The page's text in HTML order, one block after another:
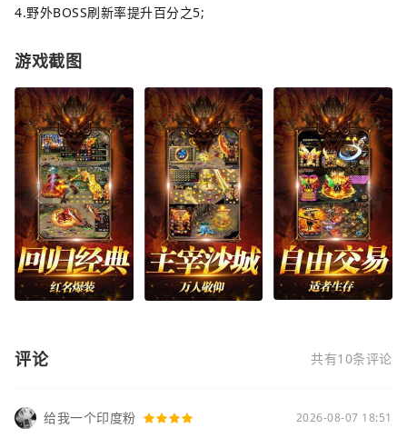
4.野外BOSS刷新率提升百分之5;
游戏截图
评论 共有10条评论
给我一个印度粉 2026-08-07 18:51